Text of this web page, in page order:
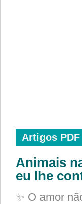
Artigos PDF
Animais
eu lhe
✨ O amor